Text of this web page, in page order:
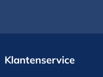
Klantenservice